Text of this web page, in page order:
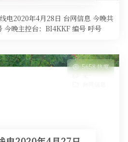
电2020年4月28日 台网信息 今晚共
今晚主控台：BI4KKF 编号 呼号
5658 热度